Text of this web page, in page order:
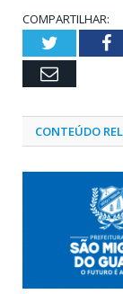
COMPARTILHAR:
Twitter
Email
CONTEÚDO